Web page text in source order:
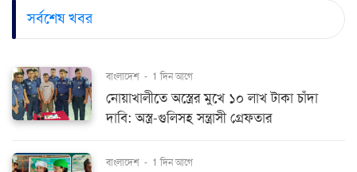
সর্বশেষ খবর
বাংলাদেশ - 1 দিন আগে
নোয়াখালীতে অস্ত্রের মুখে ১০ লাখ টাকা চাঁদা
দাবি: অস্ত্র-গুলিসহ সন্ত্রাসী গ্রেফতার
বাংলাদেশ - 1 দিন আগে